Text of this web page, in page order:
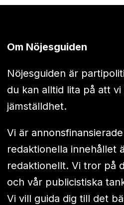
Om Nöjesguiden
Nöjesguiden är
du kan alltid lita på att
jämställdhet.
Vi är
redaktionella innehållet
redaktionellt. Vi tror på
och vår publicistiska
Vi vill guida dig till det